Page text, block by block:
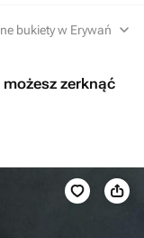
bukiety w Erywań
zerknąć